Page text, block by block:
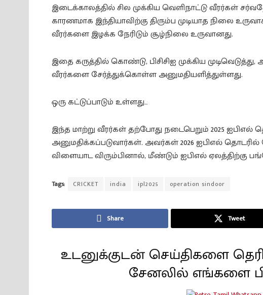
இடைக்காலத்தில் சில முக்கிய வெளிநாட்டு வீரர்கள்
காரணமாக இந்தியாவிற்கு திரும்ப முடியாத நிலை
வீரர்களை இழக்க நேரிடும் சூழ்நிலை உருவானது.
இதை கருத்தில் கொண்டு, பிசிசிஐ முக்கிய முடிவெடுத்து,
வீரர்களை சேர்த்துக்கொள்ள அனுமதியளித்துள்ளது.
ஒரு கட்டுப்பாடும் உள்ளது…
இந்த மாற்று வீரர்கள் தற்போது நடைபெறும் 2025 ஐபிஎல்
அனுமதிக்கப்படுவார்கள். அவர்கள் 2026 ஐபிஎல்
விளையாட விரும்பினால், மீண்டும் ஐபிஎல் ஏலத்திற்கு
Tags: CRICKET india ipl2025 operation sindoor
Share Tweet
உடனுக்குடன் செய்திகளை
சேனலில் எங்களை